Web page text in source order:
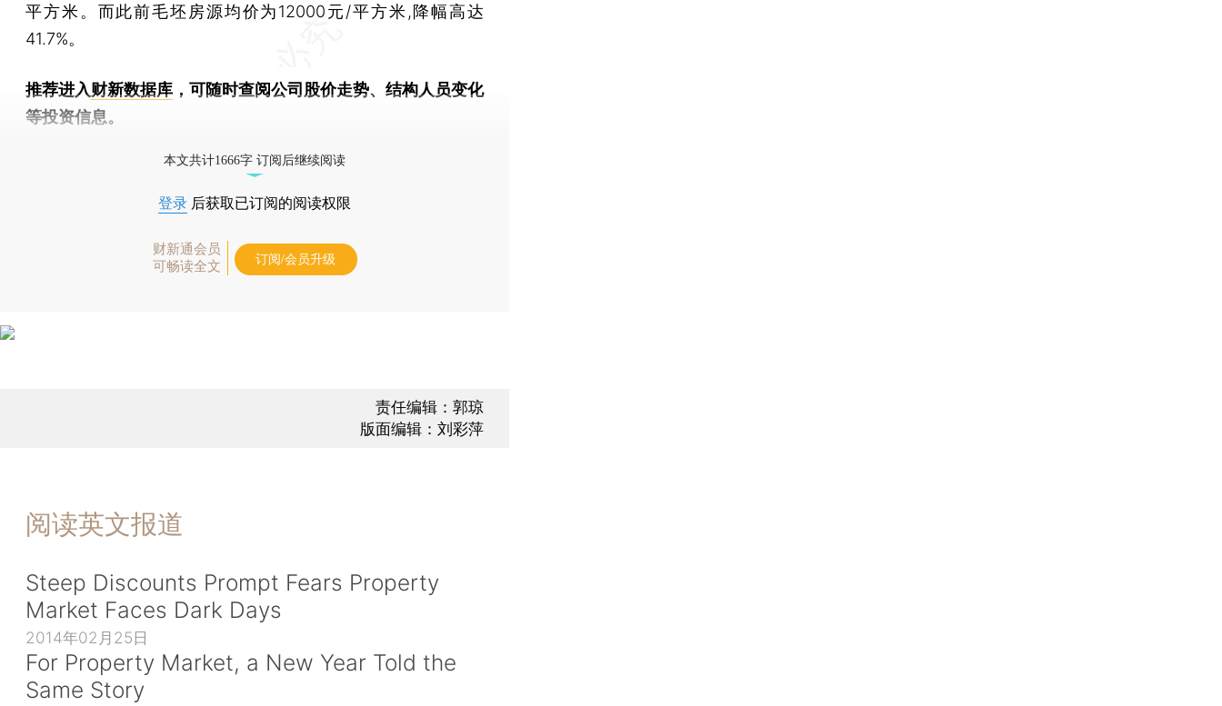
平方米。而此前毛坯房源均价为12000元/平方米,降幅高达
41.7%。
推荐进入财新数据库 ，可随时查阅公司股价走势、结构人员变化
等投资信息。
本文共计1666字 订阅后继续阅读
登录 后获取已订阅的阅读权限
财新通会员
可畅读全文
订阅/会员升级
责任编辑：郭琼
版面编辑：刘彩萍
阅读英文报道
Steep Discounts Prompt Fears Property
Market Faces Dark Days
2014年02月25日
For Property Market, a New Year Told the
Same Story